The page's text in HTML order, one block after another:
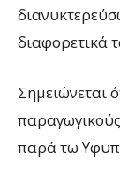
διαφορετικά
Σημειώνεται
παρά τω